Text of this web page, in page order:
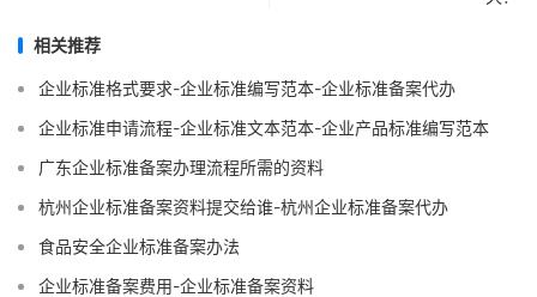
相关推荐
企业标准格式要求-企业标准编写范本-企业标准备案代办
企业标准申请流程-企业标准文本范本-企业产品标准编写范本
广东企业标准备案办理流程所需的资料
杭州企业标准备案资料提交给谁-杭州企业标准备案代办
食品安全企业标准备案办法
企业标准备案费用-企业标准备案资料